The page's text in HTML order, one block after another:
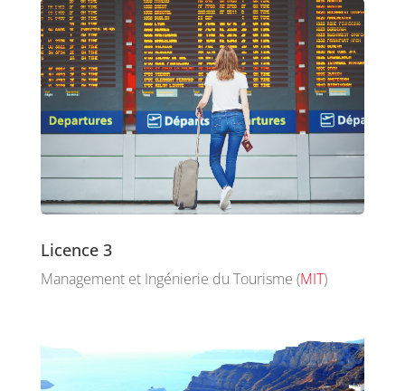
Licence 3
Management et Ingénierie du Tourisme (MIT)